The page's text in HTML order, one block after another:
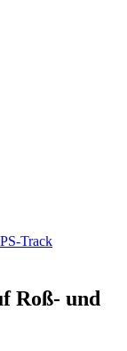
Track
Roß- und